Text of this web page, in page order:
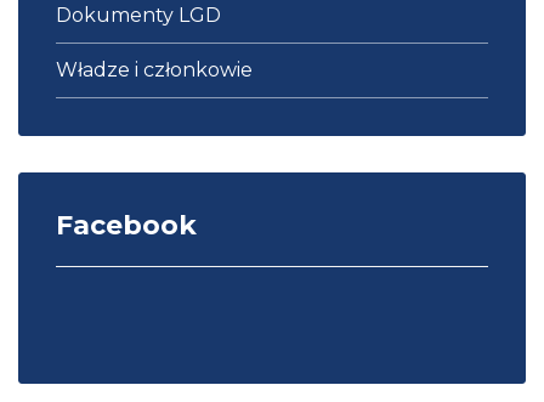
Dokumenty LGD
Władze i członkowie
Facebook